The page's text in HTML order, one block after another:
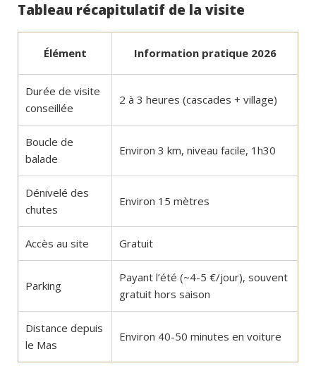
Tableau récapitulatif de la visite
Élément Information pratique 2026
Durée de visite
conseillée
2 à 3 heures (cascades + village)
Boucle de
balade
Environ 3 km, niveau facile, 1h30
Dénivelé des
chutes
Environ 15 mètres
Accès au site Gratuit
Parking
Payant l’été (~4-5 €/jour), souvent
gratuit hors saison
Distance depuis
le Mas
Environ 40-50 minutes en voiture